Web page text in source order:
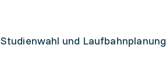
und Laufbahnplanung